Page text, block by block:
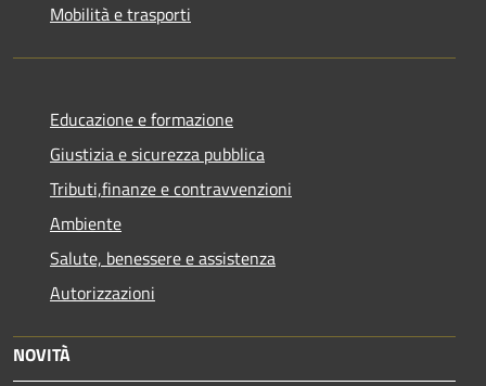
Mobilità e trasporti
Educazione e formazione
Giustizia e sicurezza pubblica
Tributi,finanze e contravvenzioni
Ambiente
Salute, benessere e assistenza
Autorizzazioni
NOVITÀ